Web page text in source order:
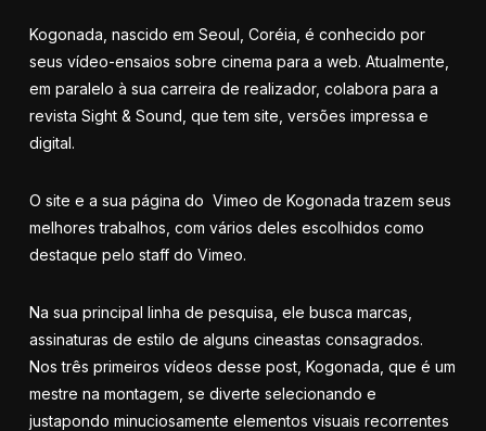
Kogonada, nascido em Seoul, Coréia, é conhecido por
seus vídeo-ensaios sobre cinema para a web. Atualmente,
em paralelo à sua carreira de realizador, colabora para a
revista Sight & Sound , que tem site, versões impressa e
digital.
O site e a sua página do Vimeo de Kogonada trazem seus
melhores trabalhos, com vários deles escolhidos como
destaque pelo staff do Vimeo.
Na sua principal linha de pesquisa, ele busca marcas,
assinaturas de estilo de alguns cineastas consagrados.
Nos três primeiros vídeos desse post, Kogonada, que é um
mestre na montagem, se diverte selecionando e
justapondo minuciosamente elementos visuais recorrentes